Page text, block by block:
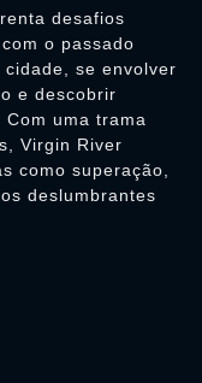
desafios
o passado
se envolver
e descobrir
uma trama
Virgin River
como superação,
deslumbrantes